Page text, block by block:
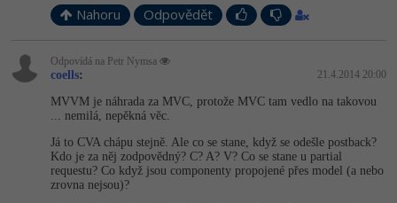
Nahoru Odpovědět
Odpovídá na Petr Nymsa
coells: 21.4.2014 20:00
MVVM je náhrada za MVC, protože MVC tam vedlo na takovou
... nemilá, nepěkná věc.
Já to CVA chápu stejně. Ale co se stane, když se odešle postback?
Kdo je za něj zodpovědný? C? A? V? Co se stane u partial
requestu? Co když jsou componenty propojené přes model (a nebo
zrovna nejsou)?